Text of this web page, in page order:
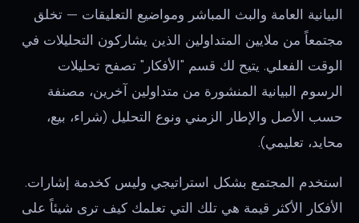
البيانية العامة والبث المباشر ومواضيع التعليقات — تخلق
مجتمعاً من ملايين المتداولين الذين يشاركون التحليلات في
الوقت الفعلي. يتيح لك قسم "الأفكار" تصفح تحليلات
الرسوم البيانية المنشورة من متداولين آخرين، مصنفة
حسب الأصل والإطار الزمني ونوع التحليل (شراء، بيع،
محايد، تعليمي).
استخدم المجتمع بشكل استراتيجي وليس كخدمة إشارات.
الأفكار الأكثر قيمة هي تلك التي تعلمك كيف ترى شيئاً على